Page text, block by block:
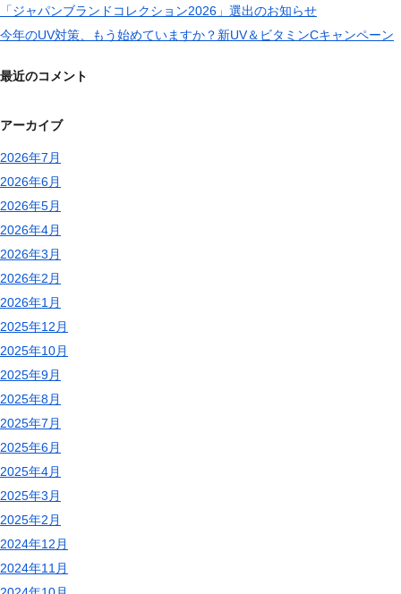
「ジャパンブランドコレクション2026」選出のお知らせ
今年のUV対策、もう始めていますか？新UV＆ビタミンCキャンペーン
最近のコメント
アーカイブ
2026年7月
2026年6月
2026年5月
2026年4月
2026年3月
2026年2月
2026年1月
2025年12月
2025年10月
2025年9月
2025年8月
2025年7月
2025年6月
2025年4月
2025年3月
2025年2月
2024年12月
2024年11月